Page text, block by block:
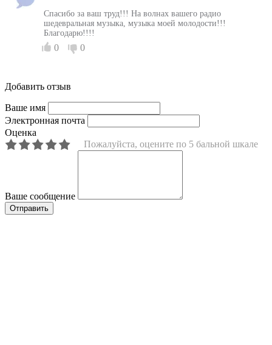
Спасибо за ваш труд!!! На волнах вашего радио
шедевральная музыка, музыка моей молодости!!!
Благодарю!!!!
0 0
Добавить отзыв
Ваше имя
Электронная почта
Оценка
Пожалуйста, оцените по 5 бальной шкале
Ваше сообщение